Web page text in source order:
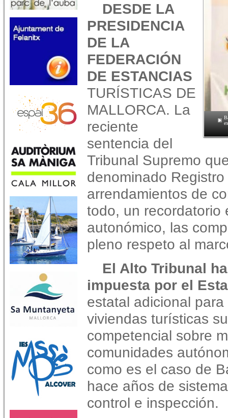
DESDE LA
PRESIDENCIA
DE LA
FEDERACIÓN
DE ESTANCIAS
TURÍSTICAS DE
MALLORCA. La
reciente
sentencia del
Tribunal Supremo
denominado
arrendamientos de
todo, un recordatorio
autonómico, las
pleno respeto al
El Alto Tribunal
impuesta por el
estatal adicional
viviendas turísticas
competencial sobre
comunidades
como es el caso de
hace años de
control e inspección.